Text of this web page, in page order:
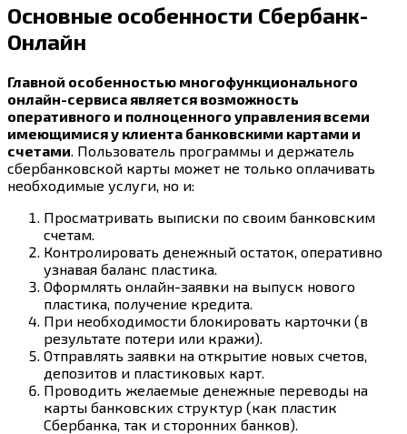
Основные особенности Сбербанк-
Онлайн
Главной особенностью многофункционального
онлайн-сервиса является возможность
оперативного и полноценного управления всеми
имеющимися у клиента банковскими картами и
счетами . Пользователь программы и держатель
сбербанковской карты может не только оплачивать
необходимые услуги, но и:
Просматривать выписки по своим банковским
счетам.
Контролировать денежный остаток, оперативно
узнавая баланс пластика.
Оформлять онлайн-заявки на выпуск нового
пластика, получение кредита.
При необходимости блокировать карточки (в
результате потери или кражи).
Отправлять заявки на открытие новых счетов,
депозитов и пластиковых карт.
Проводить желаемые денежные переводы на
карты банковских структур (как пластик
Сбербанка, так и сторонних банков).